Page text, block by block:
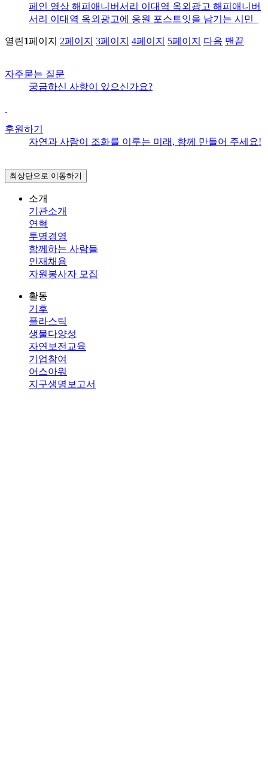
페인 영상 해피애니버서리 이대역 옥외광고 해피애니버
서리 이대역 옥외광고에 응원 포스트잇을 남기는 시민
열린1페이지 2페이지 3페이지 4페이지 5페이지 다음 맨끝
자주묻는 질문
궁금하신 사항이 있으신가요?
후원하기
자연과 사람이 조화를 이루는 미래, 함께 만들어 주세요!
최상단으로 이동하기
소개
기관소개
연혁
투명경영
함께하는 사람들
인재채용
자원봉사자 모집
활동
기후
플라스틱
생물다양성
자연보전교육
기업참여
어스아워
지구생명보고서